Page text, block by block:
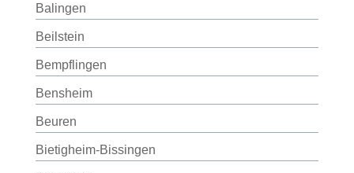
Balingen
Beilstein
Bempflingen
Bensheim
Beuren
Bietigheim-Bissingen